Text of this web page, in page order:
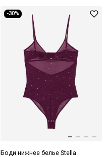
-30%
Боди нижнее белье Stella